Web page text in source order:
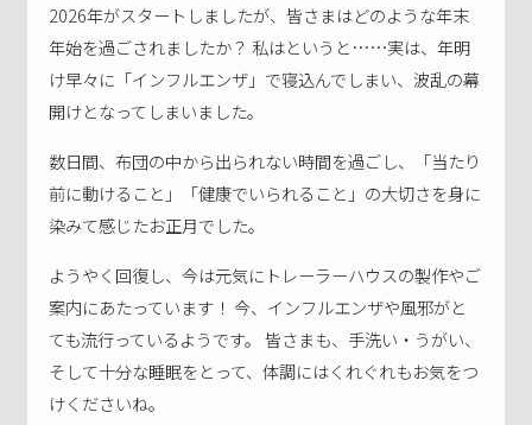
2026年がスタートしましたが、皆さまはどのような年末
年始を過ごされましたか？ 私はというと……実は、年明
け早々に「インフルエンザ」で寝込んでしまい、波乱の幕
開けとなってしまいました。
数日間、布団の中から出られない時間を過ごし、「当たり
前に動けること」「健康でいられること」の大切さを身に
染みて感じたお正月でした。
ようやく回復し、今は元気にトレーラーハウスの製作やご
案内にあたっています！ 今、インフルエンザや風邪がと
ても流行っているようです。 皆さまも、手洗い・うがい、
そして十分な睡眠をとって、体調にはくれぐれもお気をつ
けくださいね。